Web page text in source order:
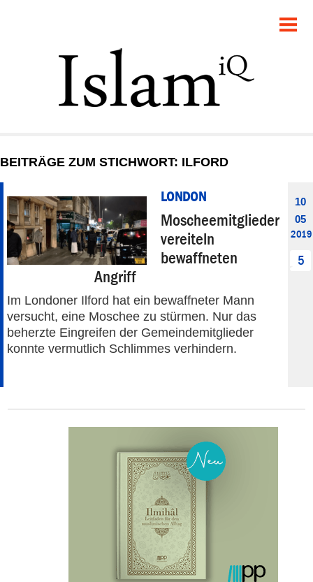
GESELLSCHAFT
STARTSEITE
DEBATTE
PANORAMA
BEITRÄGE ZUM STICHWORT: ILFORD
LONDON
Moscheemitglieder
vereiteln
bewaffneten
Angriff
Im Londoner Ilford hat ein bewaffneter Mann
versucht, eine Moschee zu stürmen. Nur das
beherzte Eingreifen der Gemeindemitglieder
konnte vermutlich Schlimmes verhindern.
10
05
2019
5